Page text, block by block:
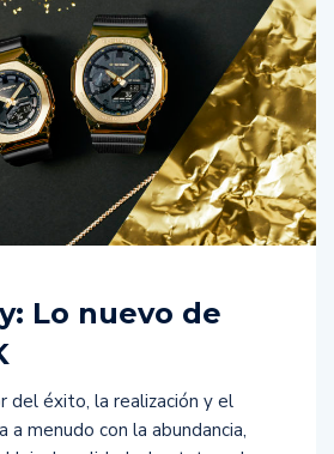
Lo nuevo de
del éxito, la realización y el
a menudo con la abundancia,